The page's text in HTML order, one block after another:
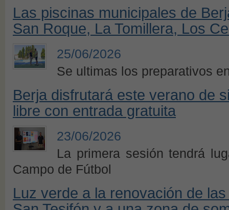
Las piscinas municipales de
San Roque, La Tomillera, Los
25/06/2026
Se ultimas los preparativos
Berja disfrutará este verano de
libre con entrada gratuita
23/06/2026
La primera sesión tendrá
Campo de Fútbol
Luz verde a la renovación de